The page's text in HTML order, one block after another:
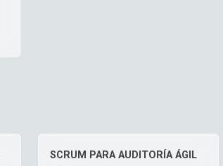
SCRUM PARA AUDITORÍA ÁGIL